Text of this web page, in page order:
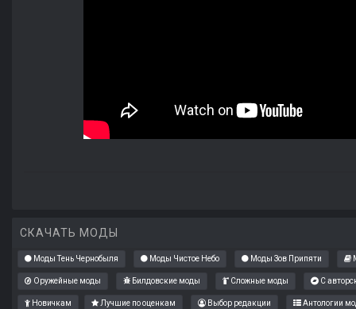
СКАЧАТЬ МОДЫ
Моды Тень Чернобыля Моды Чистое Небо Моды Зов Припяти
Оружейные моды Билдовские моды Сложные моды С
Новичкам Лучшие по оценкам Выбор редакции Антологии